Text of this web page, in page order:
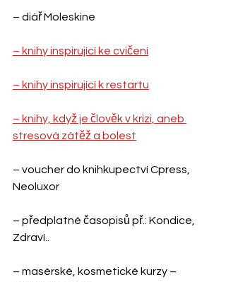
– diář Moleskine
– knihy inspirující ke cvičení
– knihy inspirující k restartu
– knihy, když je člověk v krizi, aneb
stresová zátěž a bolest
– voucher do knihkupectví Cpress,
Neoluxor
– předplatné časopisů př.: Kondice,
Zdraví..
– masérské, kosmetické kurzy –